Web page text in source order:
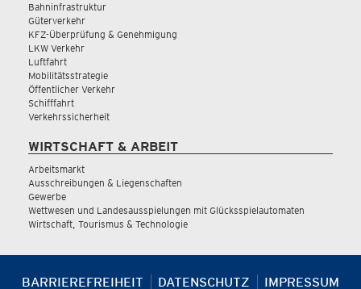
Bahninfrastruktur
Güterverkehr
KFZ-Überprüfung & Genehmigung
LKW Verkehr
Luftfahrt
Mobilitätsstrategie
Öffentlicher Verkehr
Schifffahrt
Verkehrssicherheit
WIRTSCHAFT & ARBEIT
Arbeitsmarkt
Ausschreibungen & Liegenschaften
Gewerbe
Wettwesen und Landesausspielungen mit Glücksspielautomaten
Wirtschaft, Tourismus & Technologie
BARRIEREFREIHEIT DATENSCHUTZ IMPRESSUM